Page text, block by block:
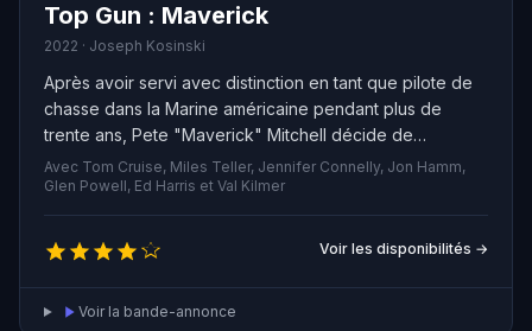
Top Gun : Maverick
2022 · Joseph Kosinski
Après avoir servi avec distinction en tant que pilote de
chasse dans la Marine américaine pendant plus de
trente ans, Pete "Maverick" Mitchell décide de
poursuivre sa passion en tant que pilote d'essai.
Refusant de passer à un grade supérieur, il est chargé
de former une équipe de jeunes diplômés de l'école
Top Gun pour une mission spéciale hors du commun. Au
cours de cette mission, il fait la rencontre de Bradley
"Rooster" Bradshaw, le fils de son défunt ami et
navigateur, Nick "Goose" Bradshaw. Tourmenté par des
Avec Tom Cruise, Miles Teller, Jennifer Connelly, Jon Hamm,
Glen Powell, Ed Harris et Val Kilmer
Voir les disponibilités →
Voir la bande-annonce